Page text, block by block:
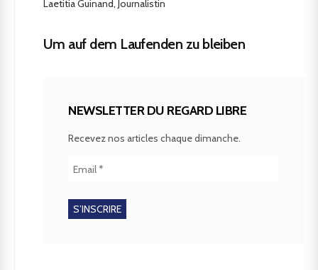
Laetitia Guinand, Journalistin
Um auf dem Laufenden zu bleiben
NEWSLETTER DU REGARD LIBRE
Recevez nos articles chaque dimanche.